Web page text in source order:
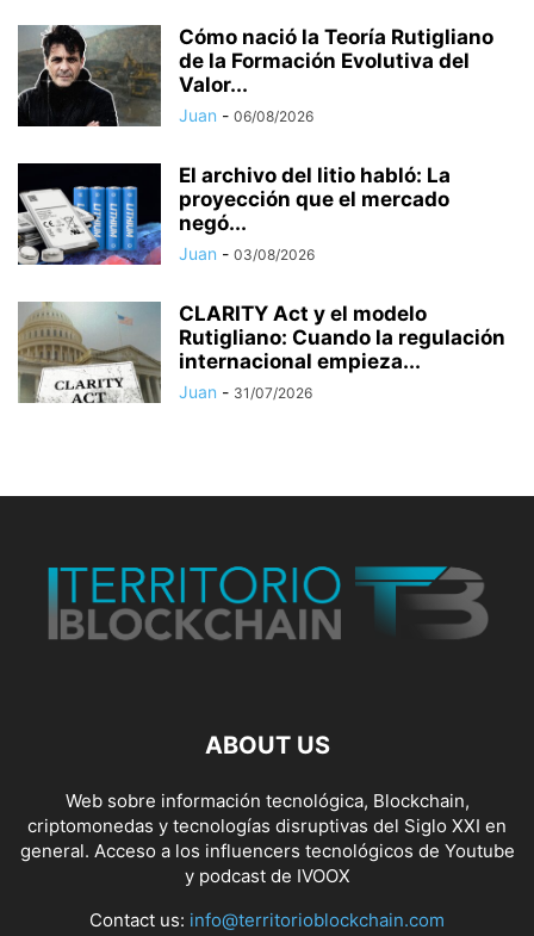
Cómo nació la Teoría Rutigliano
de la Formación Evolutiva del
Valor...
Juan - 06/08/2026
El archivo del litio habló: La
proyección que el mercado
negó...
Juan - 03/08/2026
CLARITY Act y el modelo
Rutigliano: Cuando la regulación
internacional empieza...
Juan - 31/07/2026
ABOUT US
Web sobre información tecnológica, Blockchain,
criptomonedas y tecnologías disruptivas del Siglo XXI en
general. Acceso a los influencers tecnológicos de Youtube
y podcast de IVOOX
Contact us: info@territorioblockchain.com